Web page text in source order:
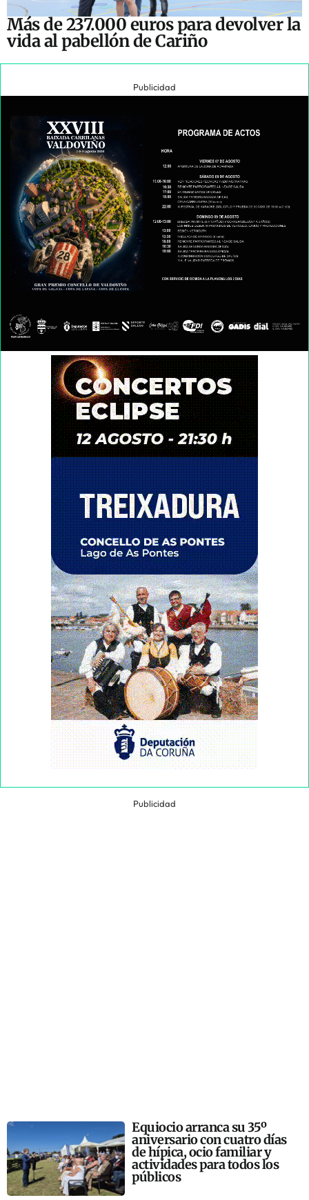
Más de 237.000 euros para devolver la
vida al pabellón de Cariño
Publicidad
Publicidad
Equiocio arranca su 35º
aniversario con cuatro días
de hípica, ocio familiar y
actividades para todos los
públicos